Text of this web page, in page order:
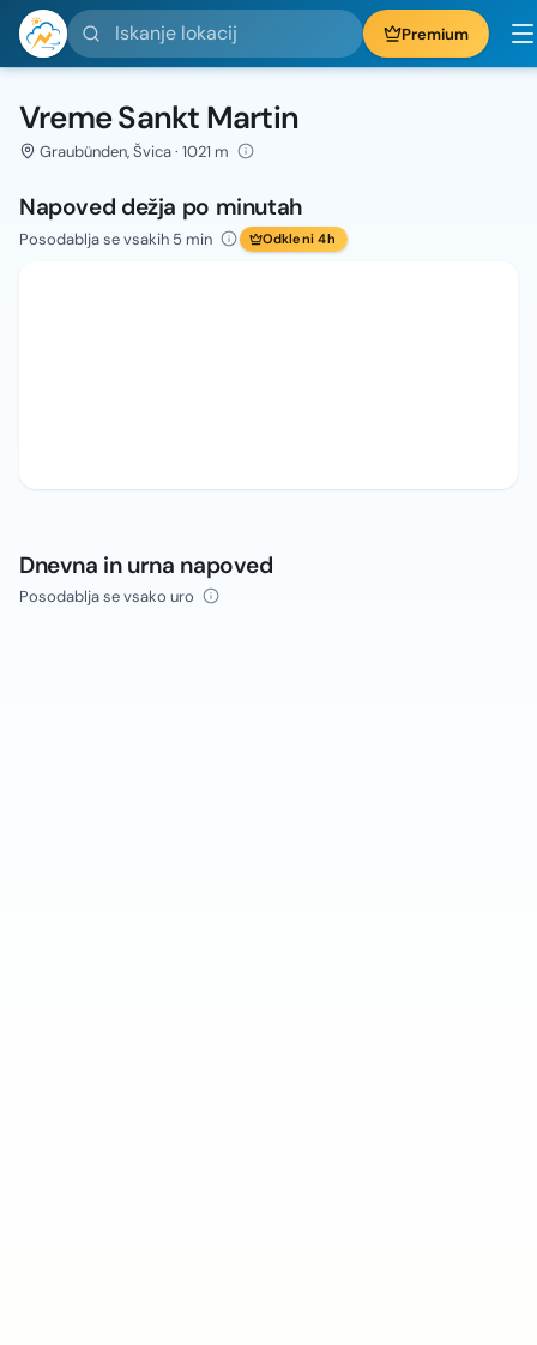
Iskanje lokacij Premium
Vreme Sankt Martin
Graubünden, Švica · 1021 m
Napoved dežja po minutah
Posodablja se vsakih 5 min Odkleni 4h
Dnevna in urna napoved
Posodablja se vsako uro